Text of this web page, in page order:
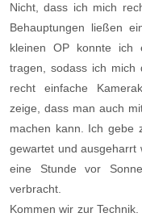
Nicht, dass ich mich
Behauptungen ließen
kleinen OP konnte ich
tragen, sodass ich mich
recht einfache
zeige, dass man auch
machen kann. Ich gebe
gewartet und ausgeharrt
eine Stunde vor
verbracht.
Kommen wir zur